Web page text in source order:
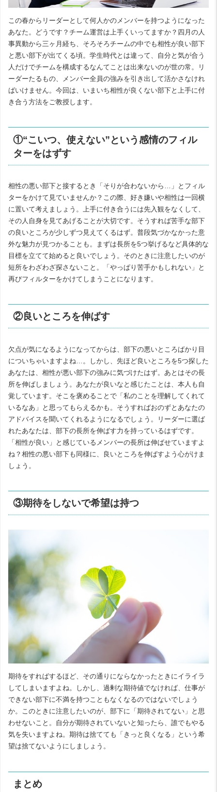
この春からリーダーとして何人かのメンバーを持つようになった
あなた。どうです？チーム運営は上手くいってますか？四月の人
事異動から三ヶ月経ち、そろそろチームの中でも相性が良い部下
と悪い部下が出てくる頃。学生時代とは違って、自分と気が合う
人だけでチームを構成するなんてことは出来ないのが世の常。リ
ーダーたるもの、メンバー全員の強みを引き出して活かさなけれ
ばいけません。今回は、いまいち相性が良くない部下と上手に付
き合う方法をご教授します。
①“こいつ、使えない”という感情のフィル
ターをはずす
相性の悪い部下と接するとき「そりが合わないから…」とフィル
ターをかけて見ていませんか？この際、好き嫌いや相性は一回横
に置いて考えましょう。上手に付き合うには先入観をなくして、
その人自身を見てあげることが大切です。そうすれば苦手な部下
の良いところが少しずつ見えてくるはず。普段気づかなかった意
外な魅力が見つかることも。まずは長所を5つ挙げるなど具体的な
目標を立てて始めると良いでしょう。そのときに注意したいのが
短所をわざわざ探さないこと。「やっぱり苦手かもしれない」と
再びフィルターをかけてしまうことになります。
②良いところを伸ばす
欠点が気になるようになってからは、部下の悪いところばかり目
についちゃいますよね…。しかし、先ほど良いところを5つ探した
あなたは、相性が悪い部下の強みに気づけたはず。あとはその長
所を伸ばしましょう。あなたが良いなと感じたことは、本人も自
覚しています。そこを褒めることで「私のことを理解してくれて
いるなあ」と思ってもらえるかも。そうすればおのずとあなたの
アドバイスを聞いてくれるようになるでしょう。リーダーに選ば
れたあなたは、部下の長所を伸ばす力を持っているはずです。
「相性が良い」と感じているメンバーの長所は伸ばせていますよ
ね？相性の悪い部下も同様に、良いところを伸ばすよう心がけま
しょう。
③期待をしないで希望は持つ
期待をすればするほど、その通りにならなかったときにイライラ
してしまいますよね。しかし、過剰な期待値でなければ、仕事が
できない部下に不満を持つこともなくなるのではないでしょう
か。このときに注意したいのが、部下に「期待されてない」と思
わせないこと。自分が期待されていないと知ったら、誰でもやる
気を失いますよね。期待は捨てても「きっと良くなる」という希
望は捨てないようにしましょう。
まとめ